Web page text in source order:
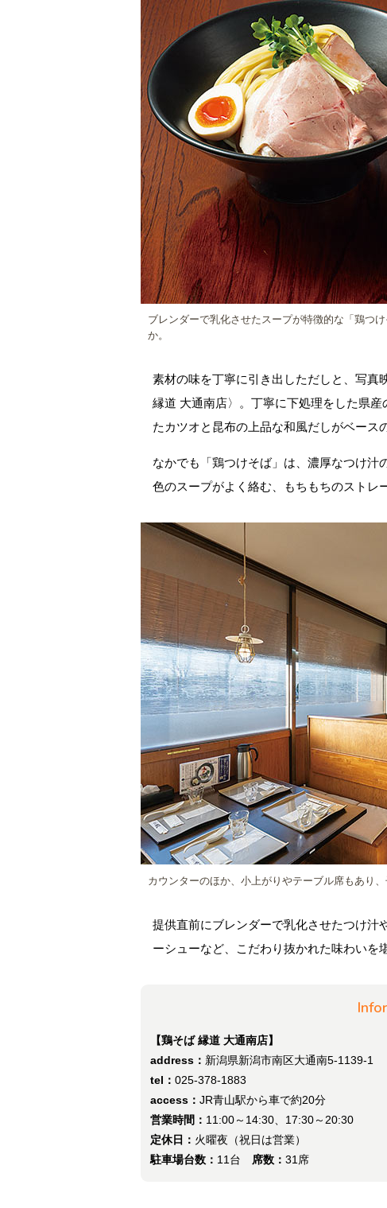
ブレンダーで乳化させたスープが特徴的な「鶏つ
か。
素材の味を丁寧に引き出しただしと、写真
縁道 大通南店〉。丁寧に下処理をした県
たカツオと昆布の上品な和風だしがベース
なかでも「鶏つけそば」は、濃厚なつけ汁
色のスープがよく絡む、もちもちのストレ
カウンターのほか、小上がりやテーブル席もあり
提供直前にブレンダーで乳化させたつけ汁
ーシューなど、こだわり抜かれた味わいを
【鶏そば 縁道 大通南店】
address： 新潟県新潟市南区大通南5-1139-1
tel： 025-378-1883
access： JR青山駅から車で約20分
営業時間： 11:00～14:30、17:30～20:30
定休日： 火曜夜（祝日は営業）
駐車場台数： 11台 席数： 31席